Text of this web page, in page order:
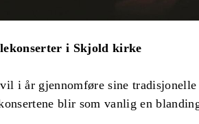
i Skjold kirke
i år gjennomføre sine
blir som vanlig en